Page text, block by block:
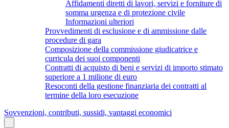
Affidamenti diretti di lavori, servizi e forniture di
somma urgenza e di protezione civile
Informazioni ulteriori
Provvedimenti di esclusione e di ammissione dalle
procedure di gara
Composizione della commissione giudicatrice e
curricula dei suoi componenti
Contratti di acquisto di beni e servizi di importo stimato
superiore a 1 milione di euro
Resoconti della gestione finanziaria dei contratti al
termine della loro esecuzione
Sovvenzioni, contributi, sussidi, vantaggi economici